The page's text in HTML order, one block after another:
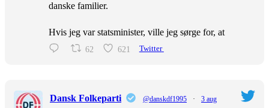
danske familier.
Hvis jeg var statsminister, ville jeg sørge for, at
62 621 Twitter
Dansk Folkeparti @danskdf1995 · 3 aug